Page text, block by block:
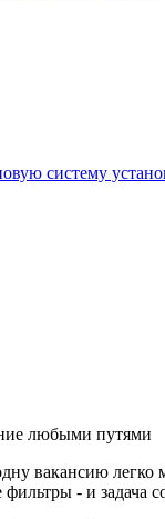
систему
любыми путями
вакансию легко
- и задача